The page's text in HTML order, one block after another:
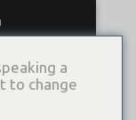
a
to change